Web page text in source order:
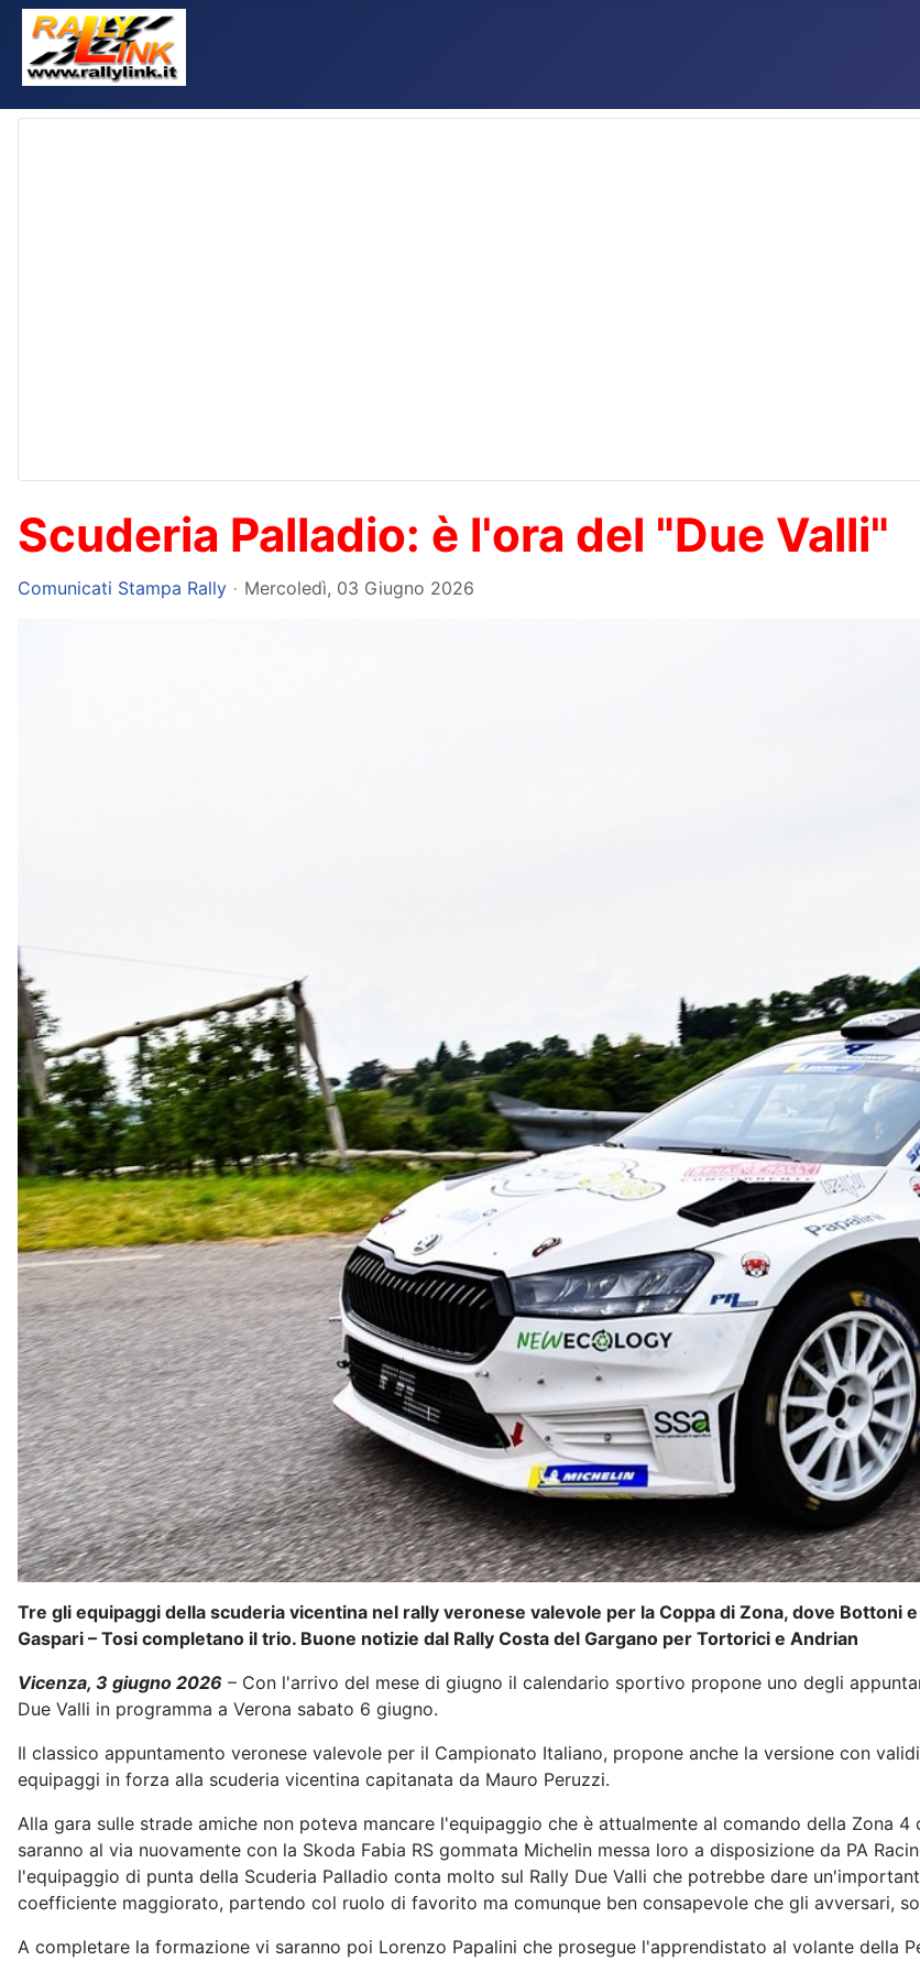
Scuderia Palladio: è l'ora del "Due Valli"
Comunicati Stampa Rally Mercoledì, 03 Giugno 2026
Tre gli equipaggi della scuderia vicentina nel rally veronese valevole per la Coppa di Zona, dove Bottoni
Gaspari – Tosi completano il trio. Buone notizie dal Rally Costa del Gargano per Tortorici e Andrian
Vicenza, 3 giugno 2026 – Con l'arrivo del mese di giugno il calendario sportivo propone uno degli
Due Valli in programma a Verona sabato 6 giugno.
Il classico appuntamento veronese valevole per il Campionato Italiano, propone anche la versione con
equipaggi in forza alla scuderia vicentina capitanata da Mauro Peruzzi.
Alla gara sulle strade amiche non poteva mancare l'equipaggio che è attualmente al comando della Zona
saranno al via nuovamente con la Skoda Fabia RS gommata Michelin messa loro a disposizione da PA
l'equipaggio di punta della Scuderia Palladio conta molto sul Rally Due Valli che potrebbe dare
coefficiente maggiorato, partendo col ruolo di favorito ma comunque ben consapevole che gli avversari,
A completare la formazione vi saranno poi Lorenzo Papalini che prosegue l'apprendistato al volante della